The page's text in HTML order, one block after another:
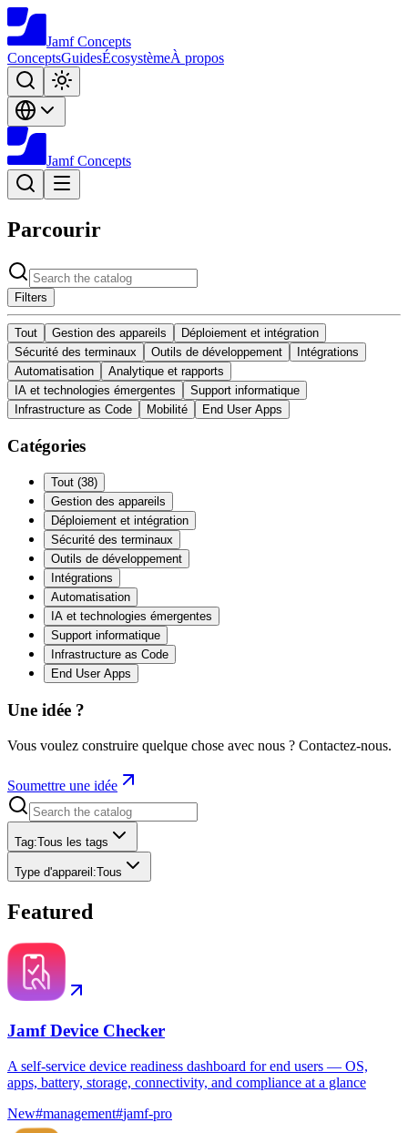
Jamf Concepts
ConceptsGuidesÉcosystèmeÀ propos
Jamf Concepts
Parcourir
Filters
Tout Gestion des appareils
Déploiement et intégration
Sécurité des terminaux
Outils de développement
Intégrations
Automatisation
Analytique et rapports
IA et technologies émergentes
Support informatique
Infrastructure as Code
Mobilité End User Apps
Catégories
Tout (38)
Gestion des appareils
Déploiement et intégration
Sécurité des terminaux
Outils de développement
Intégrations
Automatisation
IA et technologies émergentes
Support informatique
Infrastructure as Code
End User Apps
Une idée ?
Vous voulez construire quelque chose avec nous ? Contactez-nous.
Soumettre une idée
Tag:Tous les tags
Type d'appareil:Tous
Featured
Jamf Device Checker
A self-service device readiness dashboard for end users — OS,
apps, battery, storage, connectivity, and compliance at a glance
New#management#jamf-pro